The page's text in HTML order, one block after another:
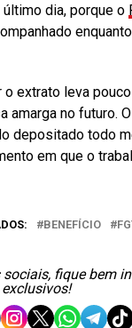
dia, porque o
o extrato leva
amarga no futuro.
depositado todo
em que o
BENEFÍCIO
sociais, fique bem